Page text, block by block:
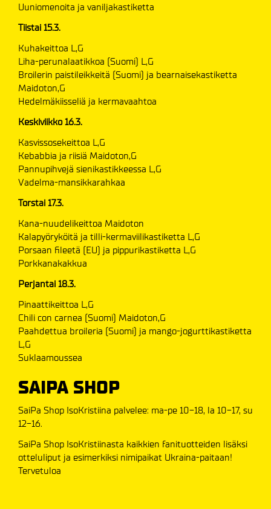
Uuniomenoita ja vaniljakastiketta
Tiistai 15.3.
Kuhakeittoa L,G
Liha-perunalaatikkoa (Suomi) L,G
Broilerin paistileikkeitä (Suomi) ja bearnaisekastiketta
Maidoton,G
Hedelmäkiisseliä ja kermavaahtoa
Keskiviikko 16.3.
Kasvissosekeittoa L,G
Kebabbia ja riisiä Maidoton,G
Pannupihvejä sienikastikkeessa L,G
Vadelma-mansikkarahkaa
Torstai 17.3.
Kana-nuudelikeittoa Maidoton
Kalapyöryköitä ja tilli-kermaviilikastiketta L,G
Porsaan fileetä (EU) ja pippurikastiketta L,G
Porkkanakakkua
Perjantai 18.3.
Pinaattikeittoa L,G
Chili con carnea (Suomi) Maidoton,G
Paahdettua broileria (Suomi) ja mango-jogurttikastiketta
L,G
Suklaamoussea
SAIPA SHOP
SaiPa Shop IsoKristiina palvelee: ma-pe 10-18, la 10-17, su
12-16.
SaiPa Shop IsoKristiinasta kaikkien fanituotteiden lisäksi
otteluliput ja esimerkiksi nimipaikat Ukraina-paitaan!
Tervetuloa